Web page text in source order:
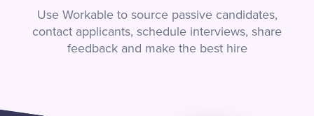
Use Workable to source passive candidates,
contact applicants, schedule interviews, share
feedback and make the best hire